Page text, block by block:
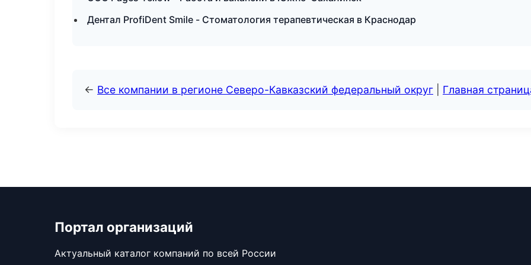
Дентал ProfiDent Smile - Стоматология терапевтическая в Краснодар
← Все компании в регионе Северо-Кавказский федеральный округ Главная
Портал организаций
Актуальный каталог компаний по всей России